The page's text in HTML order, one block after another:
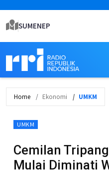
SUMENEP
Home Ekonomi UMKM
UMKM
Cemilan
Mulai Diminati